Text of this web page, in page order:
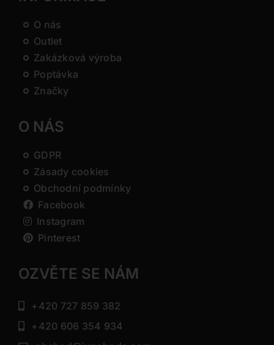
O nás
Outlet
Zakázková výroba
Poptávka
Značky
O NÁS
GDPR
Zásady cookies
Obchodní podmínky
Facebook
Instagram
Pinterest
OZVĚTE SE NÁM
+420 727 859 382
+420 606 354 934